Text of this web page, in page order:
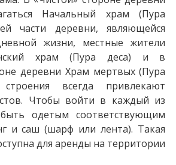
Начальный храм (Пура
части деревни, являющейся
жизни, местные жители
храм (Пура деса) и в
деревни Храм мертвых (Пура
всегда привлекают
Чтобы войти в каждый из
одетым соответствующим
и саш (шарф или лента). Такая
для аренды на территории